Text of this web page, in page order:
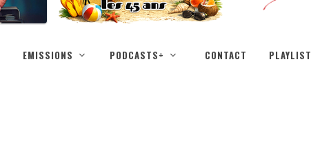
EMISSIONS PODCASTS+ CONTACT PLAYLIST